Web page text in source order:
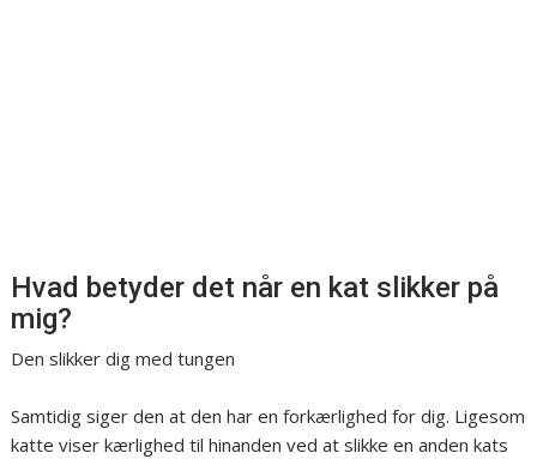
Hvad betyder det når en kat slikker på
mig?
Den slikker dig med tungen
Samtidig siger den at den har en forkærlighed for dig. Ligesom
katte viser kærlighed til hinanden ved at slikke en anden kats